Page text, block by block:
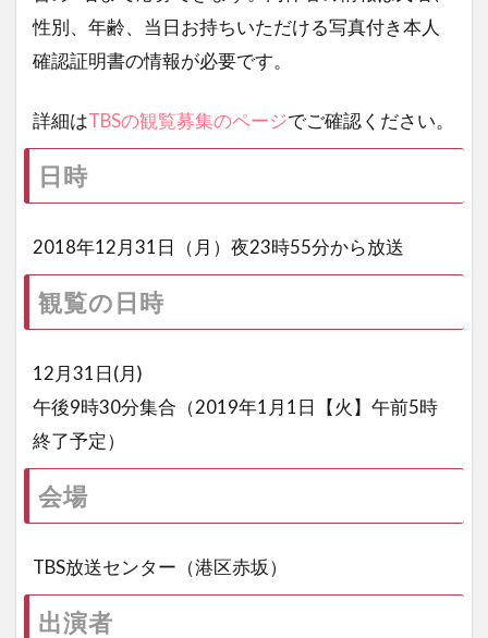
性別、年齢、当日お持ちいただける写真付き本人
確認証明書の情報が必要です。
詳細はTBSの観覧募集のページでご確認ください。
日時
2018年12月31日（月）夜23時55分から放送
観覧の日時
12月31日(月)
午後9時30分集合（2019年1月1日【火】午前5時
終了予定）
会場
TBS放送センター（港区赤坂）
出演者